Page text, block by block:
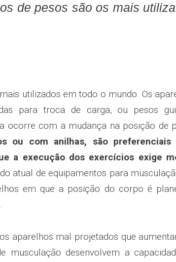
de pesos são os mais
utilizados em todo o mundo. Os
para troca de carga, ou pesos
ocorre com a mudança na posição de
ou com anilhas, são preferenciais
a execução dos exercícios exige
atual de equipamentos para
em que a posição do corpo é
aparelhos mal projetados que
musculação desenvolvem a